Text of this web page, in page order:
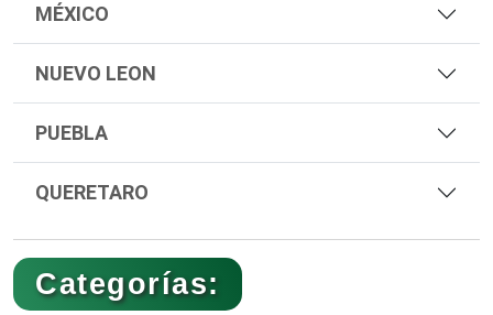
MÉXICO
NUEVO LEON
PUEBLA
QUERETARO
Categorías: